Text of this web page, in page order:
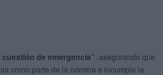
de emergencia”, asegurando que
como parte de la nómina e incumple la